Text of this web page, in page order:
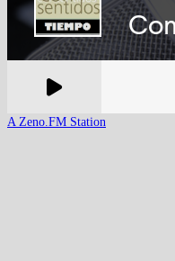
A Zeno.FM Station